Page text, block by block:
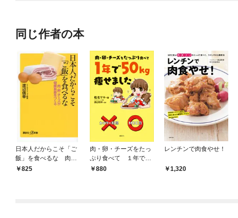
同じ作者の本
日本人だからこそ「ご
飯」を食べるな 肉・
卵・チーズが健康長寿
825
肉・卵・チーズをたっ
ぷり食べて １年で５
０ｋｇ痩せました
880
レンチンで肉食やせ！
1,320